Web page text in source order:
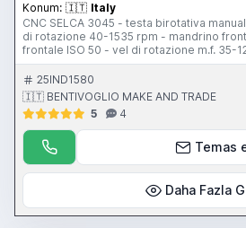
Konum: 🇮🇹 Italy
CNC SELCA 3045 - testa birotativa
di rotazione 40-1535 rpm - mandrino
frontale ISO 50 - vel di rotazione m.f. 35-
1950x650 mm - corsa longitudinale
tavola 700 mm - corsa trasversale
verticale 850 mm - tipologia di
8500 kg
25IND1580
🇮🇹 BENTIVOGLIO MAKE AND TRADE
5
4
Temas
Daha Fazla